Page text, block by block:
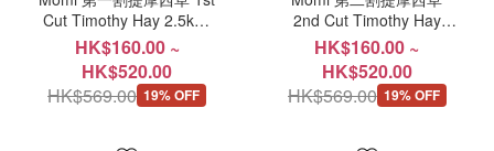
Cut Timothy Hay 2.5kg /
10kg
HK$160.00 ~
HK$520.00
HK$569.00 19% OFF
2nd Cut Timothy Hay
2.5kg/10kg
HK$160.00 ~
HK$520.00
HK$569.00 19% OFF